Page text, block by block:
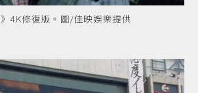
4K修復版。圖/佳映娛樂提供